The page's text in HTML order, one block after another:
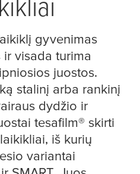
gyvenimas
visada turima
juostos.
stalinį arba rankinį
dydžio ir
tesafilm® skirti
iš kurių
variantai